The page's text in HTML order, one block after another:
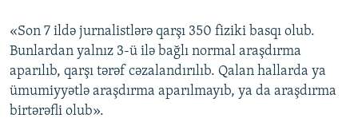
XƏBƏR BÜLLETENLƏRIMIZ
«Son 7 ildə jurnalistlərə qarşı 350 fiziki basqı olub.
Bunlardan yalnız 3-ü ilə bağlı normal araşdırma
aparılıb, qarşı tərəf cəzalandırılıb. Qalan hallarda ya
ümumiyyətlə araşdırma aparılmayıb, ya da araşdırma
birtərəfli olub».